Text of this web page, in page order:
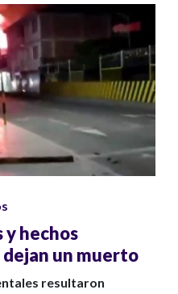
y hechos
dejan un muerto
resultaron